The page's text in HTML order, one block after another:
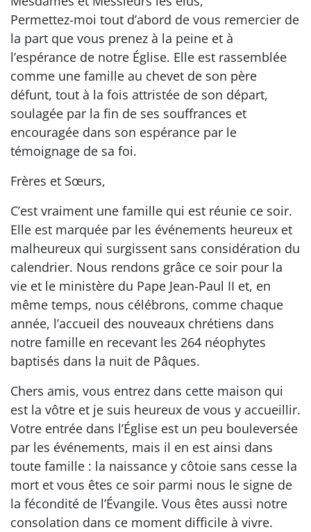
Permettez-moi tout d’abord de vous remercier de
la part que vous prenez à la peine et à
l’espérance de notre Église. Elle est rassemblée
comme une famille au chevet de son père
défunt, tout à la fois attristée de son départ,
soulagée par la fin de ses souffrances et
encouragée dans son espérance par le
témoignage de sa foi.
Frères et Sœurs,
C’est vraiment une famille qui est réunie ce soir.
Elle est marquée par les événements heureux et
malheureux qui surgissent sans considération du
calendrier. Nous rendons grâce ce soir pour la
vie et le ministère du Pape Jean-Paul II et, en
même temps, nous célébrons, comme chaque
année, l’accueil des nouveaux chrétiens dans
notre famille en recevant les 264 néophytes
baptisés dans la nuit de Pâques.
Chers amis, vous entrez dans cette maison qui
est la vôtre et je suis heureux de vous y accueillir.
Votre entrée dans l’Église est un peu bouleversée
par les événements, mais il en est ainsi dans
toute famille : la naissance y côtoie sans cesse la
mort et vous êtes ce soir parmi nous le signe de
la fécondité de l’Évangile. Vous êtes aussi notre
consolation dans ce moment difficile à vivre.